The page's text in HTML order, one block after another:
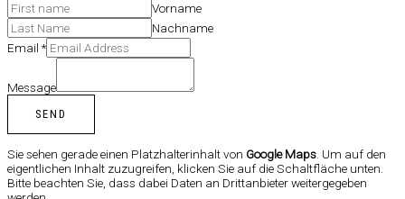
Vorname
Nachname
Email *
Message
SEND
Sie sehen gerade einen Platzhalterinhalt von Google Maps . Um auf den
eigentlichen Inhalt zuzugreifen, klicken Sie auf die Schaltfläche unten.
Bitte beachten Sie, dass dabei Daten an Drittanbieter weitergegeben